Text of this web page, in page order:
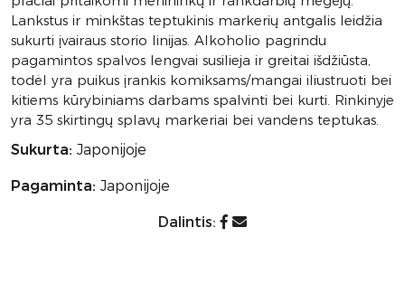
Lankstus ir minkštas teptukinis markerių antgalis leidžia
sukurti įvairaus storio linijas. Alkoholio pagrindu
pagamintos spalvos lengvai susilieja ir greitai išdžiūsta,
todėl yra puikus įrankis komiksams/mangai iliustruoti bei
kitiems kūrybiniams darbams spalvinti bei kurti. Rinkinyje
yra 35 skirtingų splavų markeriai bei vandens teptukas.
Sukurta: Japonijoje
Pagaminta: Japonijoje
Dalintis: